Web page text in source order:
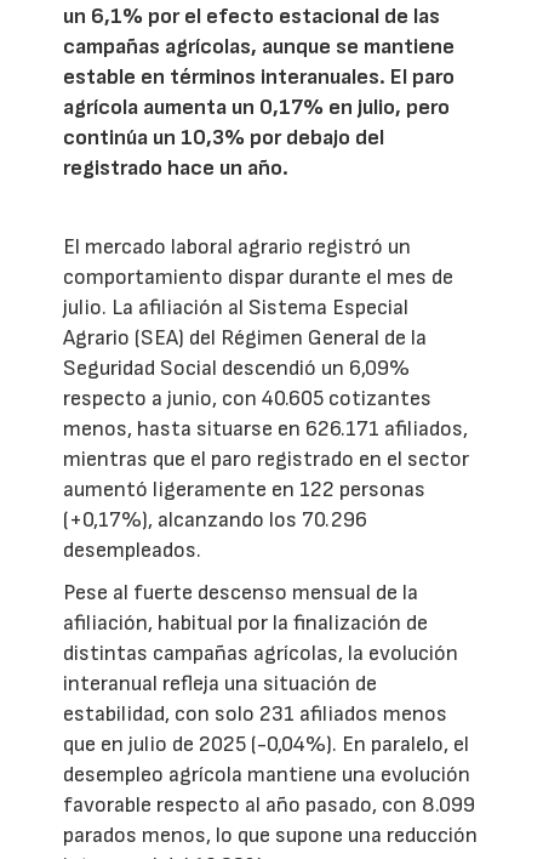
un 6,1% por el efecto estacional de las
campañas agrícolas, aunque se mantiene
estable en términos interanuales. El paro
agrícola aumenta un 0,17% en julio, pero
continúa un 10,3% por debajo del
registrado hace un año.
El mercado laboral agrario registró un
comportamiento dispar durante el mes de
julio. La afiliación al Sistema Especial
Agrario (SEA) del Régimen General de la
Seguridad Social descendió un 6,09%
respecto a junio, con 40.605 cotizantes
menos, hasta situarse en 626.171 afiliados,
mientras que el paro registrado en el sector
aumentó ligeramente en 122 personas
(+0,17%), alcanzando los 70.296
desempleados.
Pese al fuerte descenso mensual de la
afiliación, habitual por la finalización de
distintas campañas agrícolas, la evolución
interanual refleja una situación de
estabilidad, con solo 231 afiliados menos
que en julio de 2025 (-0,04%). En paralelo, el
desempleo agrícola mantiene una evolución
favorable respecto al año pasado, con 8.099
parados menos, lo que supone una reducción